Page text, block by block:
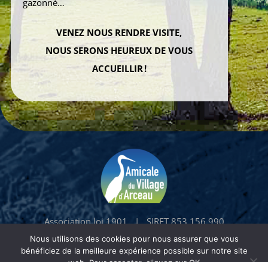
gazonné…
VENEZ NOUS RENDRE VISITE,
NOUS SERONS HEUREUX DE VOUS
ACCUEILLIR !
Association loi 1901 | SIRET 853 156 990
00014 | APE 9499Z
Nous utilisons des cookies pour nous assurer que vous
bénéficiez de la meilleure expérience possible sur notre site